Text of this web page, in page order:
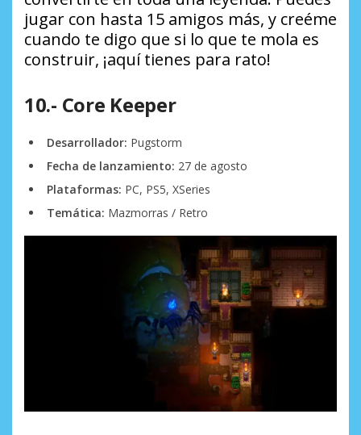
jugar con hasta 15 amigos más, y creéme
cuando te digo que si lo que te mola es
construir, ¡aquí tienes para rato!
10.- Core Keeper
Desarrollador: Pugstorm
Fecha de lanzamiento: 27 de agosto
Plataformas: PC, PS5, XSeries
Temática: Mazmorras / Retro